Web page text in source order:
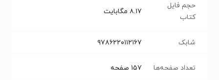
حجم فایل
کتاب
۸.۱۷ مگابایت
شابک ۹۷۸۶۲۲۰۱۱۲۱۶۷
تعداد صفحه‌ها ۱۵۷ صفحه